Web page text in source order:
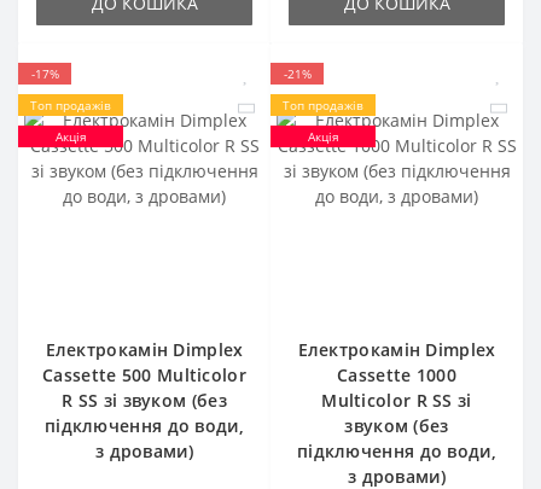
-17%
Топ продажів
Акція
Електрокамін Dimplex
Cassette 500 Multicolor
R SS зі звуком (без
підключення до води,
з дровами)
-21%
Топ продажів
Акція
Електрокамін Dimplex
Cassette 1000
Multicolor R SS зі
звуком (без
підключення до води,
з дровами)